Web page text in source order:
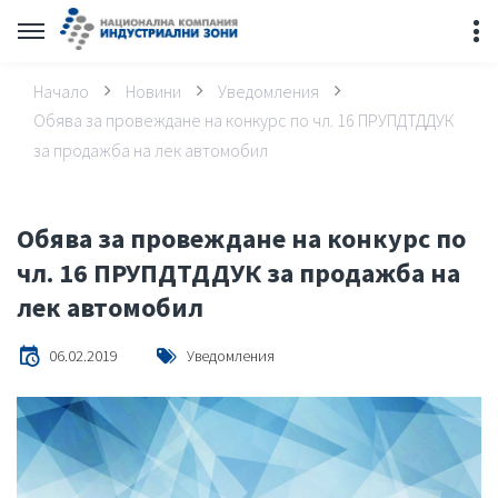
Начало Новини
Уведомления
Обява за провеждане на конкурс по чл. 16 ПРУПДТДДУК
за продажба на лек автомобил
Обява за провеждане на конкурс по
чл. 16 ПРУПДТДДУК за продажба на
лек автомобил
06.02.2019 Уведомления